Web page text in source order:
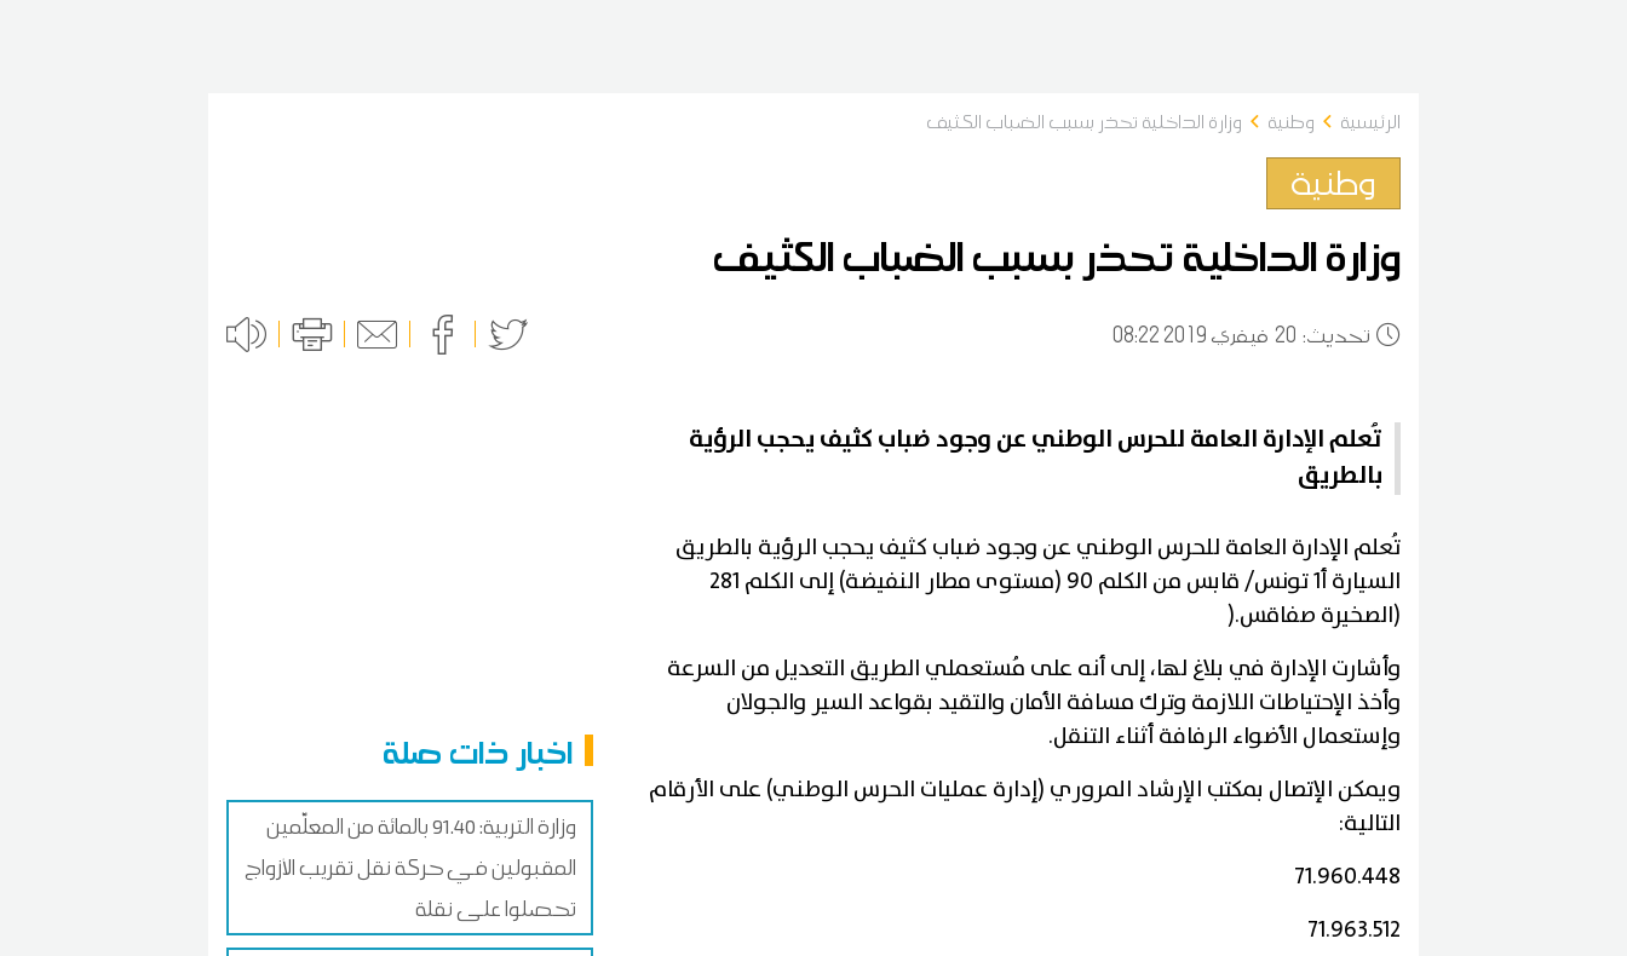
الرئيسية وطنية وزارة الداخلية تحذر بسبب الضباب الكثيف
وطنية
وزارة الداخلية تحذر بسبب الضباب الكثيف
:تحديث 20 08:22 2019 فيفري
اخبار ذات صلة
وزارة التربية: 91.40 بالمائة من المعلّمين
المقبولين في حركة نقل تقريب الأزواج
تحصلوا على نقلة
تُعلم الإدارة العامة للحرس الوطني عن وجود ضباب كثيف يحجب الرؤية
بالطريق
تُعلم الإدارة العامة للحرس الوطني عن وجود ضباب كثيف يحجب الرؤية بالطريق
السيارة أ1 تونس/ قابس من الكلم 90 (مستوى مطار النفيضة) إلى الكلم 281
(الصخيرة صفاقس).
وأشارت الإدارة في بلاغ لها، إلى أنه على مُستعملي الطريق التعديل من السرعة
وأخذ الإحتياطات اللازمة وترك مسافة الأمان والتقيد بقواعد السير والجولان
وإستعمال الأضواء الرفافة أثناء التنقل.
ويمكن الإتصال بمكتب الإرشاد المروري (إدارة عمليات الحرس الوطني) على الأرقام
التالية:
71.960.448
71.963.512